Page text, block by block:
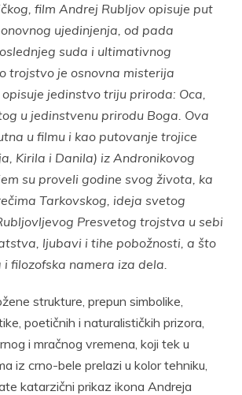
film Andrej Rubljov opisuje put
ujedinjenja, od pada
suda i ultimativnog
trojstvo je osnovna misterija
jedinstvo triju priroda: Oca,
u jedinstvenu prirodu Boga. Ova
u filmu i kao putovanje trojice
Kirila i Danila) iz Andronikovog
su proveli godine svog života, ka
Tarkovskog, ideja svetog
Presvetog trojstva u sebi
ljubavi i tihe pobožnosti, a što
filozofska namera iza dela.
strukture, prepun simbolike,
poetičnih i naturalističkih prizora,
i mračnog vremena, koji tek u
iz crno-bele prelazi u kolor tehniku,
katarzični prikaz ikona Andreja